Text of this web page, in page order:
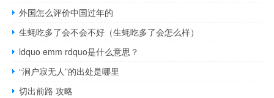
外国怎么评价中国过年的
生蚝吃多了会不会不好（生蚝吃多了会怎么样）
ldquo emm rdquo是什么意思？
“涧户寂无人”的出处是哪里
切出前路 攻略